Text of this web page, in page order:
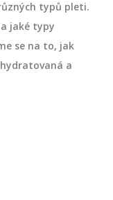
typů pleti.
jaké typy
se na to, jak
a